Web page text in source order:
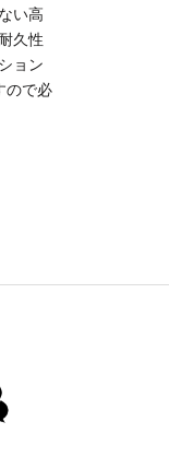
い高
久性
ョン
ので必